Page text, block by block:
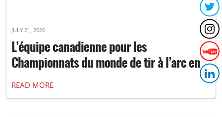
JULY 21, 2026
L’équipe canadienne pour les
Championnats du monde de tir à l’arc en
campagne 2026 a été dévoilée
READ MORE